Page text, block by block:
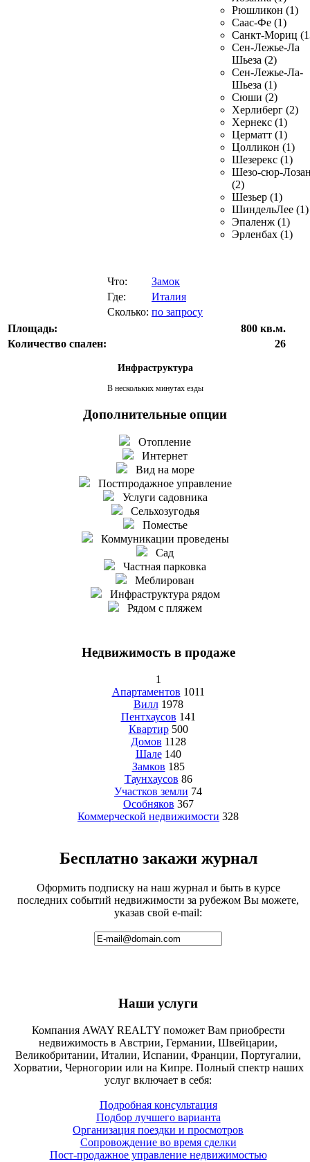
Рюшликон (1)
Саас-Фе (1)
Санкт-Мориц
Сен-Лежье-Ла
Шьеза (2)
Сен-Лежье-Ла-
Шьеза (1)
Сюши (2)
Херлиберг (2)
Хернекс (1)
Церматт (1)
Цолликон (1)
Шезерекс (1)
Шезо-сюр-
(2)
Шезьер (1)
ШиндельЛее (1)
Эпаленж (1)
Эрленбах (1)
Что:
Замок
Где:
Италия
Сколько: по запросу
Площадь:
800 кв.м.
Количество спален:
26
Инфраструктура
В нескольких минутах езды
Дополнительные опции
Отопление
Интернет
Вид на море
Постпродажное управление
Услуги садовника
Сельхозугодья
Поместье
Коммуникации проведены
Сад
Частная парковка
Меблирован
Инфраструктура рядом
Рядом с пляжем
Недвижимость в продаже
1
Апартаментов 1011
Вилл 1978
Пентхаусов 141
Квартир 500
Домов 1128
Шале 140
Замков 185
Таунхаусов 86
Участков земли 74
Особняков 367
Коммерческой недвижимости 328
Бесплатно закажи журнал
Оформить подписку на наш журнал и быть в курсе
последних событий недвижимости за рубежом Вы можете,
указав свой e-mail:
Наши услуги
Компания AWAY REALTY поможет Вам приобрести
недвижимость в Австрии, Германии, Швейцарии,
Великобритании, Италии, Испании, Франции, Португалии,
Хорватии, Черногории или на Кипре. Полный спектр наших
услуг включает в себя:
Подробная консультация
Подбор лучшего варианта
Организация поездки и просмотров
Сопровождение во время сделки
Пост-продажное управление недвижимостью